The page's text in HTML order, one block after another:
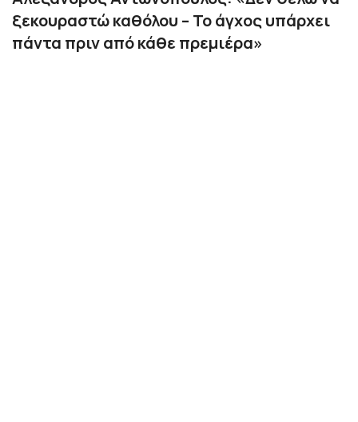
ξεκουραστώ καθόλου – Το άγχος υπάρχει
πάντα πριν από κάθε πρεμιέρα»